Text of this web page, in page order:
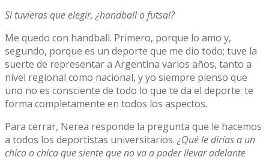
Si tuvieras que elegir, ¿handball o futsal?
Me quedo con handball. Primero, porque lo amo y,
segundo, porque es un deporte que me dio todo; tuve la
suerte de representar a Argentina varios años, tanto a
nivel regional como nacional, y yo siempre pienso que
uno no es consciente de todo lo que te da el deporte: te
forma completamente en todos los aspectos.
Para cerrar, Nerea responde la pregunta que le hacemos
a todos los deportistas universitarios. ¿Qué le dirías a un
chico o chica que siente que no va a poder llevar adelante